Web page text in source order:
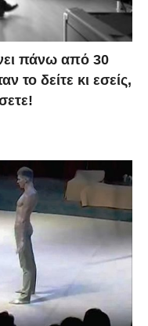
πάνω από 30
το δείτε κι εσείς,